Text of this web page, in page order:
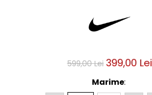
599,00 Lei 399,00 Lei
Marime: